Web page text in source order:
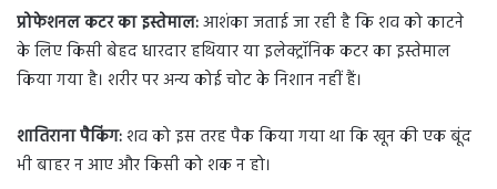
प्रोफेशनल कटर का इस्तेमाल:आशंका जताई जा रही है कि शव को काटने
के लिए किसी बेहद धारदार हथियार या इलेक्ट्रॉनिक कटर का इस्तेमाल
किया गया है। शरीर पर अन्य कोई चोट के निशान नहीं हैं।
शातिराना पैकिंग:शव को इस तरह पैक किया गया था कि खून की एक बूंद
भी बाहर न आए और किसी को शक न हो।